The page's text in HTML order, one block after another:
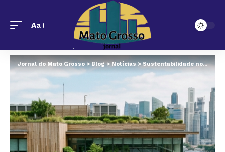
Aa
Jornal do Mato Grosso>Blog>Notícias>Sustentabilidade no mercado: Veja como empresas podem adotar práticas ambientais mais eficientes